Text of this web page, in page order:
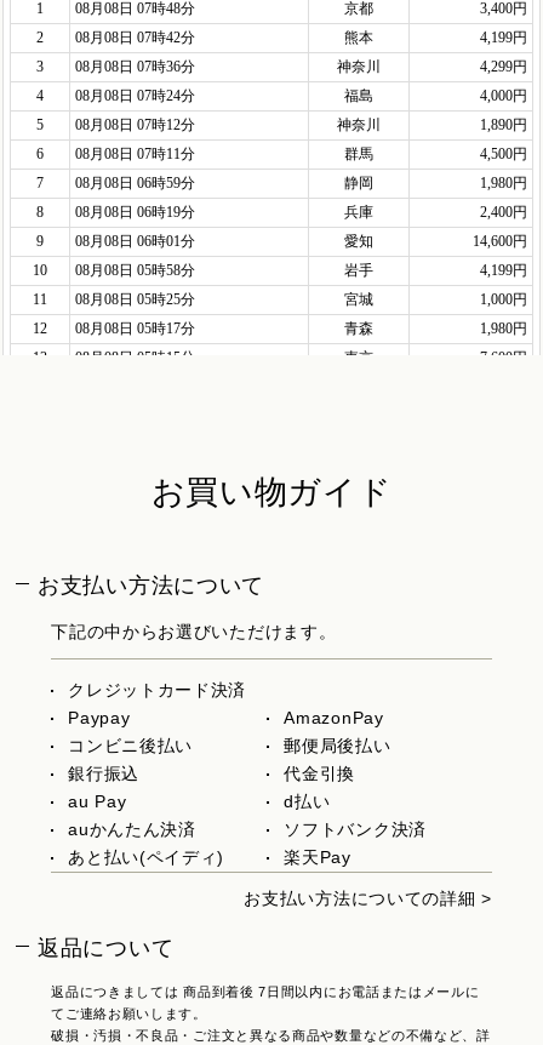
お買い物ガイド
お支払い方法について
下記の中からお選びいただけます。
クレジットカード決済
Paypay
AmazonPay
コンビニ後払い
郵便局後払い
銀行振込
代金引換
au Pay
d払い
auかんたん決済
ソフトバンク決済
あと払い(ペイディ)
楽天Pay
お支払い方法についての詳細 >
返品について
返品につきましては 商品到着後 7日間以内にお電話またはメールに
てご連絡お願いします。
破損・汚損・不良品・ご注文と異なる商品や数量などの不備など、詳